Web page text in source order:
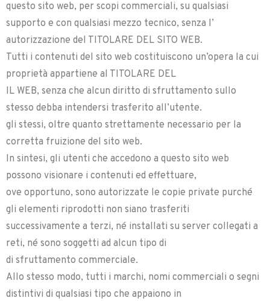
questo sito web, per scopi commerciali, su qualsiasi
supporto e con qualsiasi mezzo tecnico, senza l’
autorizzazione del TITOLARE DEL SITO WEB.
Tutti i contenuti del sito web costituiscono un’opera la cui
proprietà appartiene al TITOLARE DEL
IL WEB, senza che alcun diritto di sfruttamento sullo
stesso debba intendersi trasferito all’utente.
gli stessi, oltre quanto strettamente necessario per la
corretta fruizione del sito web.
In sintesi, gli utenti che accedono a questo sito web
possono visionare i contenuti ed effettuare,
ove opportuno, sono autorizzate le copie private purché
gli elementi riprodotti non siano trasferiti
successivamente a terzi, né installati su server collegati a
reti, né sono soggetti ad alcun tipo di
di sfruttamento commerciale.
Allo stesso modo, tutti i marchi, nomi commerciali o segni
distintivi di qualsiasi tipo che appaiono in